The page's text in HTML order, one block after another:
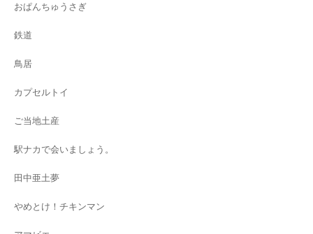
おぱんちゅうさぎ
鉄道
鳥居
カプセルトイ
ご当地土産
駅ナカで会いましょう。
田中亜土夢
やめとけ！チキンマン